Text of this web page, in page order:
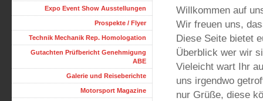
Willkommen auf
Wir freuen uns,
Diese Seite bietet
Überblick wer wir
Vieleicht wart Ihr
uns irgendwo
nur Grüße, diese
Expo Event Show Ausstellungen
Prospekte / Flyer
Technik Mechanik Rep. Homologation
Gutachten Prüfbericht Genehmigung
ABE
Galerie und Reiseberichte
Motorsport Magazine